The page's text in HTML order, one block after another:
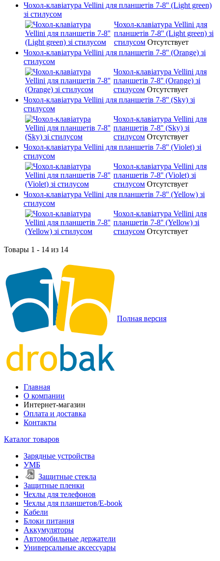
Чохол-клавіатура Vellini для планшетів 7-8'' (Light green)
зі стилусом
Чохол-клавіатура Vellini для
планшетів 7-8'' (Light green) зі
стилусом Отсутствует
Чохол-клавіатура Vellini для планшетів 7-8'' (Orange) зі
стилусом
Чохол-клавіатура Vellini для
планшетів 7-8'' (Orange) зі
стилусом Отсутствует
Чохол-клавіатура Vellini для планшетів 7-8'' (Sky) зі
стилусом
Чохол-клавіатура Vellini для
планшетів 7-8'' (Sky) зі
стилусом Отсутствует
Чохол-клавіатура Vellini для планшетів 7-8'' (Violet) зі
стилусом
Чохол-клавіатура Vellini для
планшетів 7-8'' (Violet) зі
стилусом Отсутствует
Чохол-клавіатура Vellini для планшетів 7-8'' (Yellow) зі
стилусом
Чохол-клавіатура Vellini для
планшетів 7-8'' (Yellow) зі
стилусом Отсутствует
Товары 1 - 14 из 14
Полная версия
Главная
О компании
Интернет-магазин
Оплата и доставка
Контакты
Каталог товаров
Зарядные устройства
УМБ
Защитные стекла
Защитные пленки
Чехлы для телефонов
Чехлы для планшетов/E-book
Кабели
Блоки питания
Аккумуляторы
Автомобильные держатели
Универсальные аксессуары